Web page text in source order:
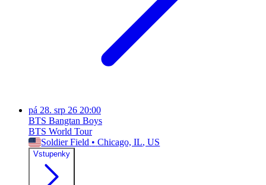
pá 28. srp 26 20:00
BTS Bangtan Boys
BTS World Tour
Soldier Field • Chicago, IL, US
Vstupenky